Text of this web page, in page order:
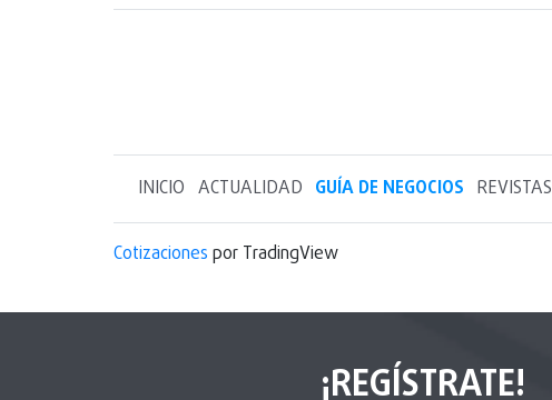
INICIO ACTUALIDAD GUÍA DE NEGOCIOS REVISTAS
Cotizaciones por TradingView
¡REGÍSTRATE!